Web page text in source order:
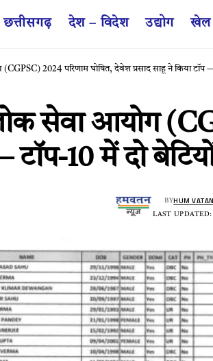
छत्तीसगढ़ देश – विदेश उद्योग खेल
2024 परिणाम घोषित, देवेश प्रसाद साहू ने किया टॉप
सेवा आयोग
टॉप-10 में दो
LAST
BYHUM